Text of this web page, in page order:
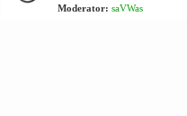
Moderator: saVWas